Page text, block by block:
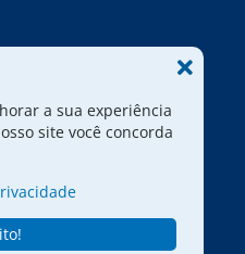
dos Amigos da Arte
a sua experiência
site você concorda